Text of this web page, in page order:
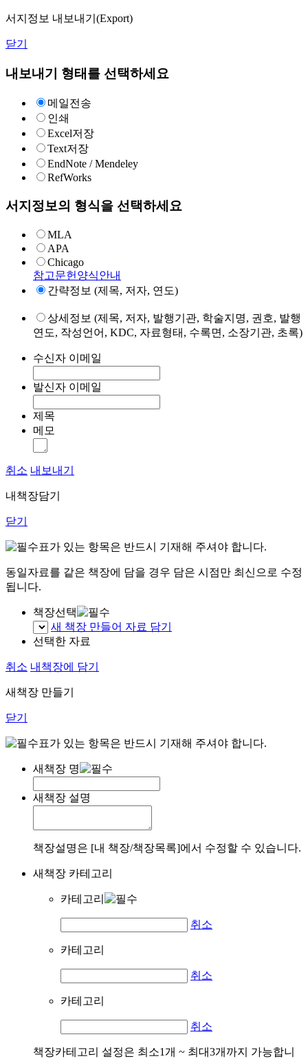
서지정보 내보내기(Export)
닫기
내보내기 형태를 선택하세요
메일전송
인쇄
Excel저장
Text저장
EndNote / Mendeley
RefWorks
서지정보의 형식을 선택하세요
MLA
APA
Chicago
참고문헌양식안내
간략정보 (제목, 저자, 연도)
상세정보 (제목, 저자, 발행기관, 학술지명, 권호, 발행
연도, 작성언어, KDC, 자료형태, 수록면, 소장기관, 초록)
수신자 이메일
발신자 이메일
제목
메모
취소 내보내기
내책장담기
닫기
표가 있는 항목은 반드시 기재해 주셔야 합니다.
동일자료를 같은 책장에 담을 경우 담은 시점만 최신으로 수정
됩니다.
책장선택
새 책장 만들어 자료 담기
선택한 자료
취소 내책장에 담기
새책장 만들기
닫기
표가 있는 항목은 반드시 기재해 주셔야 합니다.
새책장 명
새책장 설명
책장설명은 [내 책장/책장목록]에서 수정할 수 있습니다.
새책장 카테고리
카테고리
취소
카테고리
취소
카테고리
취소
책장카테고리 설정은 최소1개 ~ 최대3개까지 가능합니